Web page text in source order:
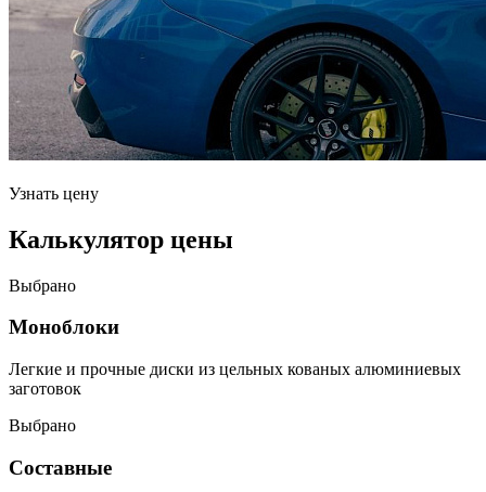
Узнать цену
Калькулятор цены
Выбрано
Моноблоки
Легкие и прочные диски из цельных кованых алюминиевых
заготовок
Выбрано
Составные